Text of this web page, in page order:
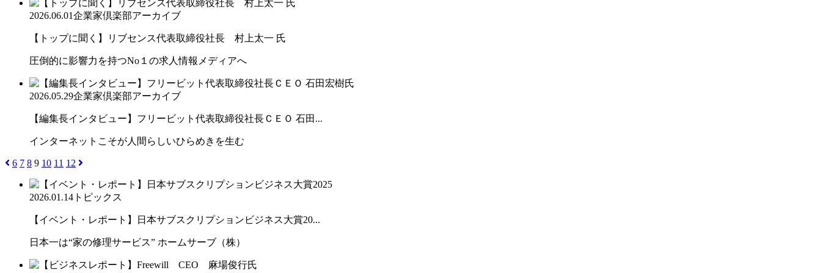
2026.06.01企業家倶楽部アーカイブ
【トップに聞く】リブセンス代表取締役社長 村上太一 氏
圧倒的に影響力を持つNo１の求人情報メディアへ
2026.05.29企業家倶楽部アーカイブ
【編集長インタビュー】フリービット代表取締役社長ＣＥＯ 石田...
インターネットこそが人間らしいひらめきを生む
6 7 8 9 10 11 12
2026.01.14 トピックス
【イベント・レポート】日本サブスクリプションビジネス大賞20...
日本一は“家の修理サービス” ホームサーブ（株）